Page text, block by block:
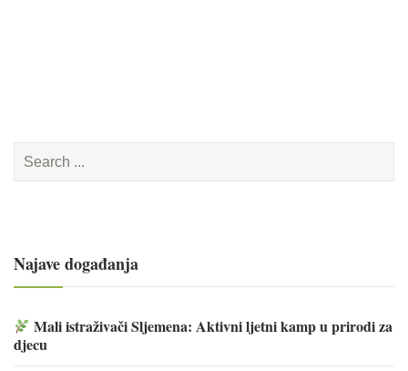
for:
Najave događanja
Mali istraživači Sljemena: Aktivni ljetni kamp u prirodi za
djecu